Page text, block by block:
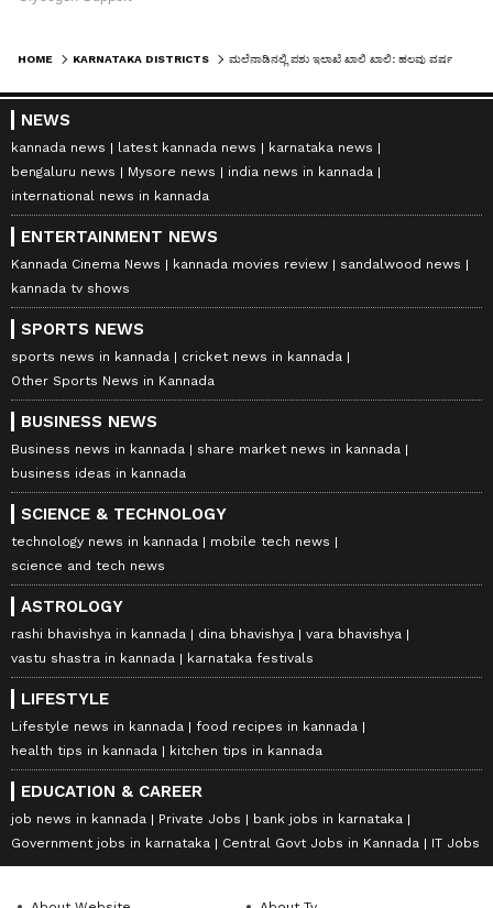
HOME KARNATAKA DISTRICTS
NEWS
kannada news latest kannada news
karnataka news
bengaluru news
Mysore news
india news in kannada
international news in kannada
ENTERTAINMENT NEWS
Kannada Cinema News kannada movies review
sandalwood news
kannada tv shows
SPORTS NEWS
sports news in kannada
cricket news in kannada
Other Sports News in Kannada
BUSINESS NEWS
Business news in kannada
share market news in kannada
business ideas in kannada
SCIENCE & TECHNOLOGY
technology news in kannada
mobile tech news
science and tech news
ASTROLOGY
rashi bhavishya in kannada dina bhavishya
vara bhavishya
vastu shastra in kannada
karnataka festivals
LIFESTYLE
Lifestyle news in kannada
food recipes in kannada
health tips in kannada
kitchen tips in kannada
EDUCATION & CAREER
job news in kannada Private Jobs
bank jobs in karnataka
Government jobs in karnataka
Central Govt Jobs in Kannada IT Jobs